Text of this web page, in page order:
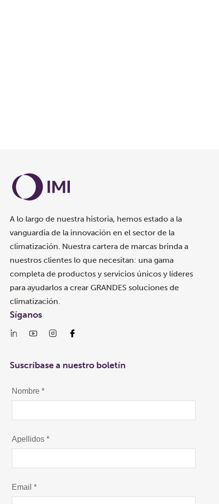
A lo largo de nuestra historia, hemos estado a la
vanguardia de la innovación en el sector de la
climatización. Nuestra cartera de marcas brinda a
nuestros clientes lo que necesitan: una gama
completa de productos y servicios únicos y líderes
para ayudarlos a crear GRANDES soluciones de
climatización.
Síganos
Suscríbase a nuestro boletín